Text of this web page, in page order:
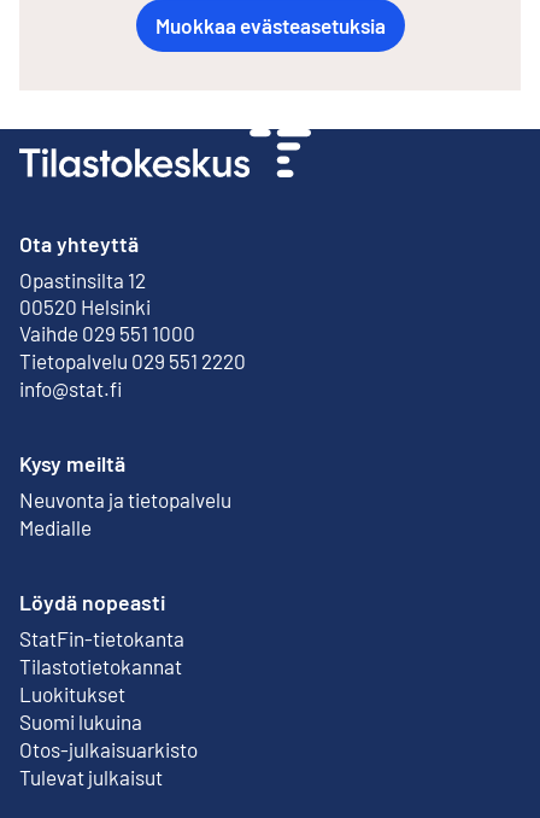
Muokkaa evästeasetuksia
Ota yhteyttä
Opastinsilta 12
00520 Helsinki
Ulkoinen linkki
Vaihde 029 551 1000
Tietopalvelu 029 551 2220
info@stat.fi
Kysy meiltä
Neuvonta ja tietopalvelu
Medialle
Löydä nopeasti
StatFin-tietokanta
Ulkoinen linkki
Tilastotietokannat
Luokitukset
Suomi lukuina
Otos-julkaisuarkisto
Ulkoinen linkki
Tulevat julkaisut